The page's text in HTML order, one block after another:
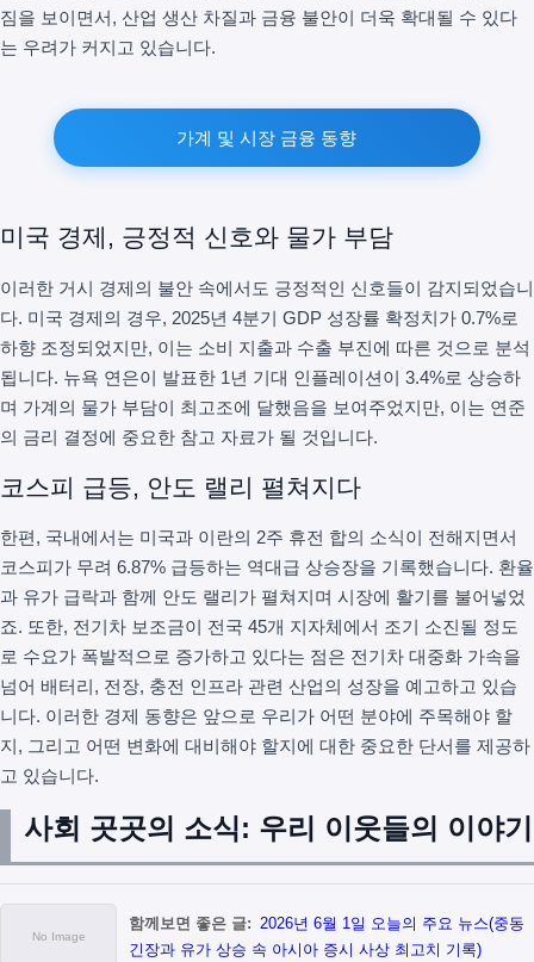
짐을 보이면서, 산업 생산 차질과 금융 불안이 더욱 확대될 수 있다
는 우려가 커지고 있습니다.
가계 및 시장 금융 동향
미국 경제, 긍정적 신호와 물가 부담
이러한 거시 경제의 불안 속에서도 긍정적인 신호들이 감지되었습니
다. 미국 경제의 경우, 2025년 4분기 GDP 성장률 확정치가 0.7%로
하향 조정되었지만, 이는 소비 지출과 수출 부진에 따른 것으로 분석
됩니다. 뉴욕 연은이 발표한 1년 기대 인플레이션이 3.4%로 상승하
며 가계의 물가 부담이 최고조에 달했음을 보여주었지만, 이는 연준
의 금리 결정에 중요한 참고 자료가 될 것입니다.
코스피 급등, 안도 랠리 펼쳐지다
한편, 국내에서는 미국과 이란의 2주 휴전 합의 소식이 전해지면서
코스피가 무려 6.87% 급등하는 역대급 상승장을 기록했습니다. 환율
과 유가 급락과 함께 안도 랠리가 펼쳐지며 시장에 활기를 불어넣었
죠. 또한, 전기차 보조금이 전국 45개 지자체에서 조기 소진될 정도
로 수요가 폭발적으로 증가하고 있다는 점은 전기차 대중화 가속을
넘어 배터리, 전장, 충전 인프라 관련 산업의 성장을 예고하고 있습
니다. 이러한 경제 동향은 앞으로 우리가 어떤 분야에 주목해야 할
지, 그리고 어떤 변화에 대비해야 할지에 대한 중요한 단서를 제공하
고 있습니다.
사회 곳곳의 소식: 우리 이웃들의 이야기
함께보면 좋은 글: 2026년 6월 1일 오늘의 주요 뉴스(중동
긴장과 유가 상승 속 아시아 증시 사상 최고치 기록)